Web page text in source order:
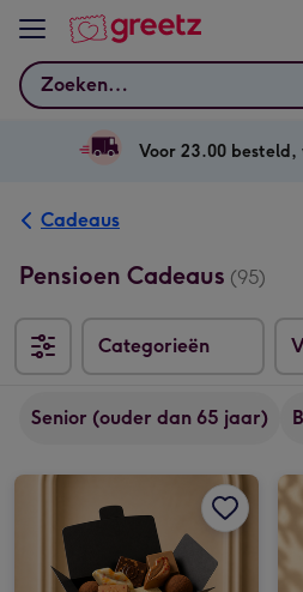
Bekijk meer
Zoeken
Voor 23.00
Cadeaus
Pensioen Cadeaus (95)
Categorieën
Senior (ouder dan 65 jaar)